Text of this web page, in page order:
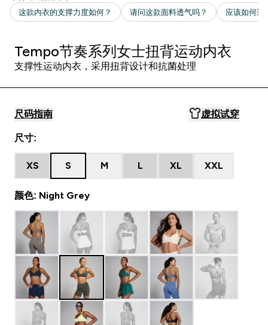
Tempo节奏系列女士扭背运动内衣
支撑性运动内衣，采用扭背设计和抗菌处理
尺码指南 虚拟试穿
尺寸:
XS S M L XL XXL
颜色: Night Grey